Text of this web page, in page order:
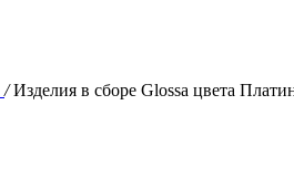
/ Изделия в сборе Glossa цвета